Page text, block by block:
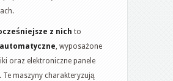
z nich to
, wyposażone
oraz elektroniczne panele
Te maszyny charakteryzują